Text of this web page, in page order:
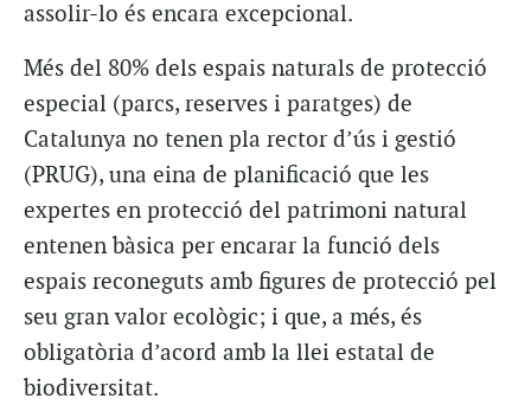
assolir-lo és encara excepcional.
Més del 80% dels espais naturals de protecció
especial (parcs, reserves i paratges) de
Catalunya no tenen pla rector d’ús i gestió
(PRUG), una eina de planificació que les
expertes en protecció del patrimoni natural
entenen bàsica per encarar la funció dels
espais reconeguts amb figures de protecció pel
seu gran valor ecològic; i que, a més, és
obligatòria d’acord amb la llei estatal de
biodiversitat.